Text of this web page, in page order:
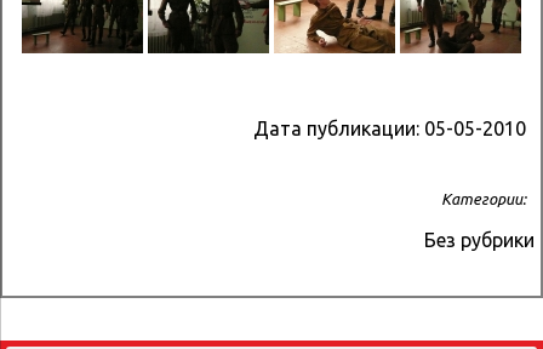
Дата публикации: 05-05-2010
Категории:
Без рубрики